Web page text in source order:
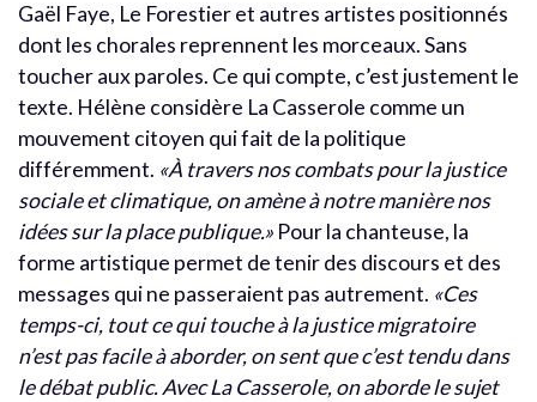
Gaël Faye, Le Forestier et autres artistes positionnés
dont les chorales reprennent les morceaux. Sans
toucher aux paroles. Ce qui compte, c’est justement le
texte. Hélène considère La Casserole comme un
mouvement citoyen qui fait de la politique
différemment. «À travers nos combats pour la justice
sociale et climatique, on amène à notre manière nos
idées sur la place publique.» Pour la chanteuse, la
forme artistique permet de tenir des discours et des
messages qui ne passeraient pas autrement. «Ces
temps-ci, tout ce qui touche à la justice migratoire
n’est pas facile à aborder, on sent que c’est tendu dans
le débat public. Avec La Casserole, on aborde le sujet